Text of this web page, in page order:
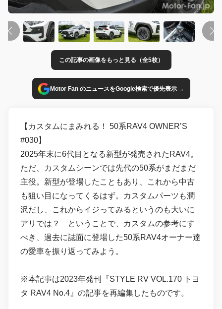
この記事の画像をもっと見る（全5枚）
Motor Fan のニュースをGoogle検索で優先表示→
【カスタムにまみれる！ 50系RAV4 OWNER’S
#030】
2025年末に6代目となる新型が発売されたRAV4。
ただ、カスタムシーンでは先代の50系がまだまだ
主役。新型が登場したこともあり、これから中古
も狙い目になってくるはず。カスタムパーツも潤
沢だし、これからイジってみるというのも大いに
アリでは？ ということで、カスタムの参考にす
べき、過去に誌面に登場した50系RAV4オーナー達
の愛車を振り返ってみよう。
※本記事は2023年発刊『STYLE RV VOL.170 トヨ
タ RAV4 No.4』の記事を再編集したものです。